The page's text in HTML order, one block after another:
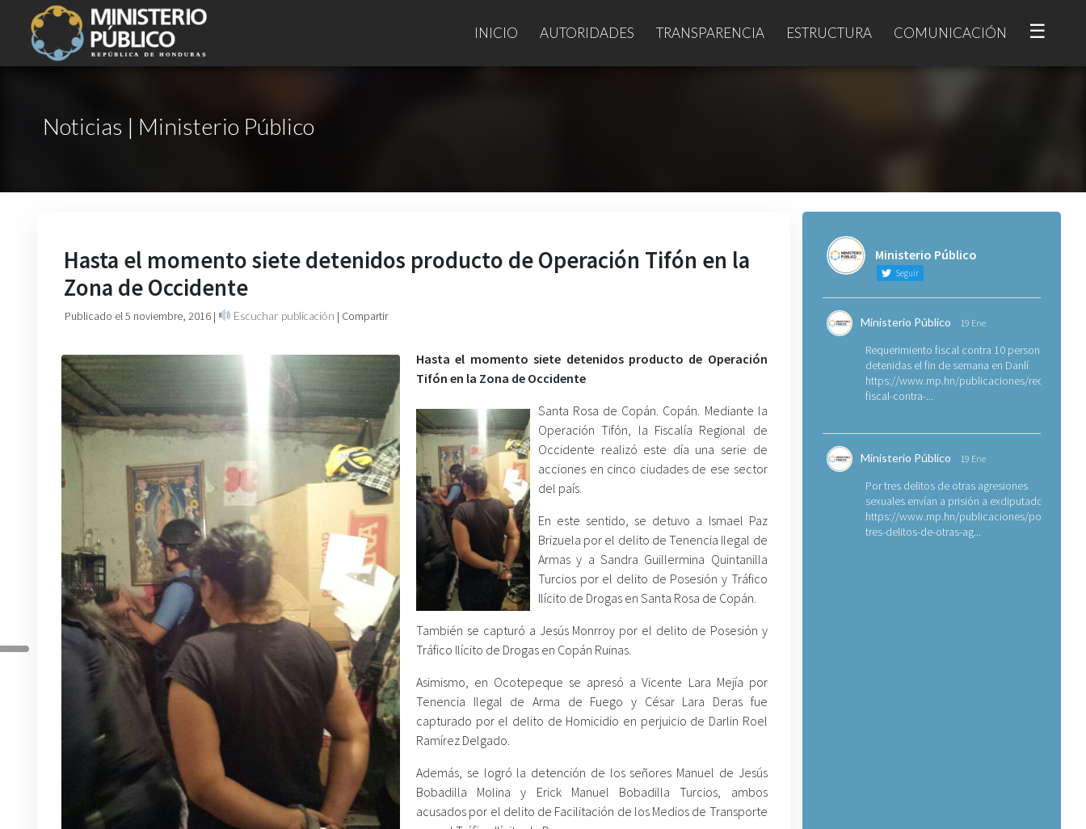
INICIO AUTORIDADES TRANSPARENCIA ESTRUCTURA COMUNICACIÓN ☰
Noticias | Ministerio Público
Hasta el momento siete detenidos producto de Operación Tifón en la
Zona de Occidente
Publicado el 5 noviembre, 2016 | Escuchar publicación | Compartir
Hasta el momento siete detenidos producto de Operación
Tifón en la Zona de Occidente
Santa Rosa de Copán. Copán. Mediante la
Operación Tifón, la Fiscalía Regional de
Occidente realizó este día una serie de
acciones en cinco ciudades de ese sector
del país.
En este sentido, se detuvo a Ismael Paz
Brizuela por el delito de Tenencia Ilegal de
Armas y a Sandra Guillermina Quintanilla
Turcios por el delito de Posesión y Tráfico
Ilícito de Drogas en Santa Rosa de Copán.
También se capturó a Jesús Monrroy por el delito de Posesión y
Tráfico Ilícito de Drogas en Copán Ruinas.
Asimismo, en Ocotepeque se apresó a Vicente Lara Mejía por
Tenencia Ilegal de Arma de Fuego y César Lara Deras fue
capturado por el delito de Homicidio en perjuicio de Darlin Roel
Ramírez Delgado.
Además, se logró la detención de los señores Manuel de Jesús
Bobadilla Molina y Erick Manuel Bobadilla Turcios, ambos
acusados por el delito de Facilitación de los Medios de Transporte
Ministerio Público
Seguir
Ministerio Público 19 Ene
Requerimiento fiscal contra 10 personas
detenidas el fin de semana en Danlí
https://www.mp.hn/publicaciones/
fiscal-contra-...
Ministerio Público 19 Ene
Por tres delitos de otras agresiones
sexuales envían a prisión a exdiputado
https://www.mp.hn/publicaciones/por-
tres-delitos-de-otras-ag...